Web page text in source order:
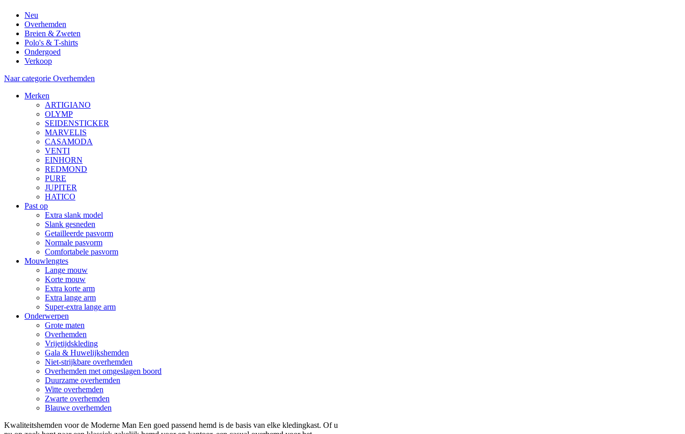
Neu
Overhemden
Breien & Zweten
Polo's & T-shirts
Ondergoed
Verkoop
Naar categorie Overhemden
Merken
ARTIGIANO
OLYMP
SEIDENSTICKER
MARVELIS
CASAMODA
VENTI
EINHORN
REDMOND
PURE
JUPITER
HATICO
Past op
Extra slank model
Slank gesneden
Getailleerde pasvorm
Normale pasvorm
Comfortabele pasvorm
Mouwlengtes
Lange mouw
Korte mouw
Extra korte arm
Extra lange arm
Super-extra lange arm
Onderwerpen
Grote maten
Overhemden
Vrijetijdskleding
Gala & Huwelijkshemden
Niet-strijkbare overhemden
Overhemden met omgeslagen boord
Duurzame overhemden
Witte overhemden
Zwarte overhemden
Blauwe overhemden
Kwaliteitshemden voor de Moderne Man Een goed passend hemd is de basis van elke kledingkast. Of u